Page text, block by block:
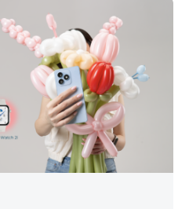
Ձայնային կապի և SMS
են գործել։
լրացուցիչ
իրավիճակի
Շնորհակալություն